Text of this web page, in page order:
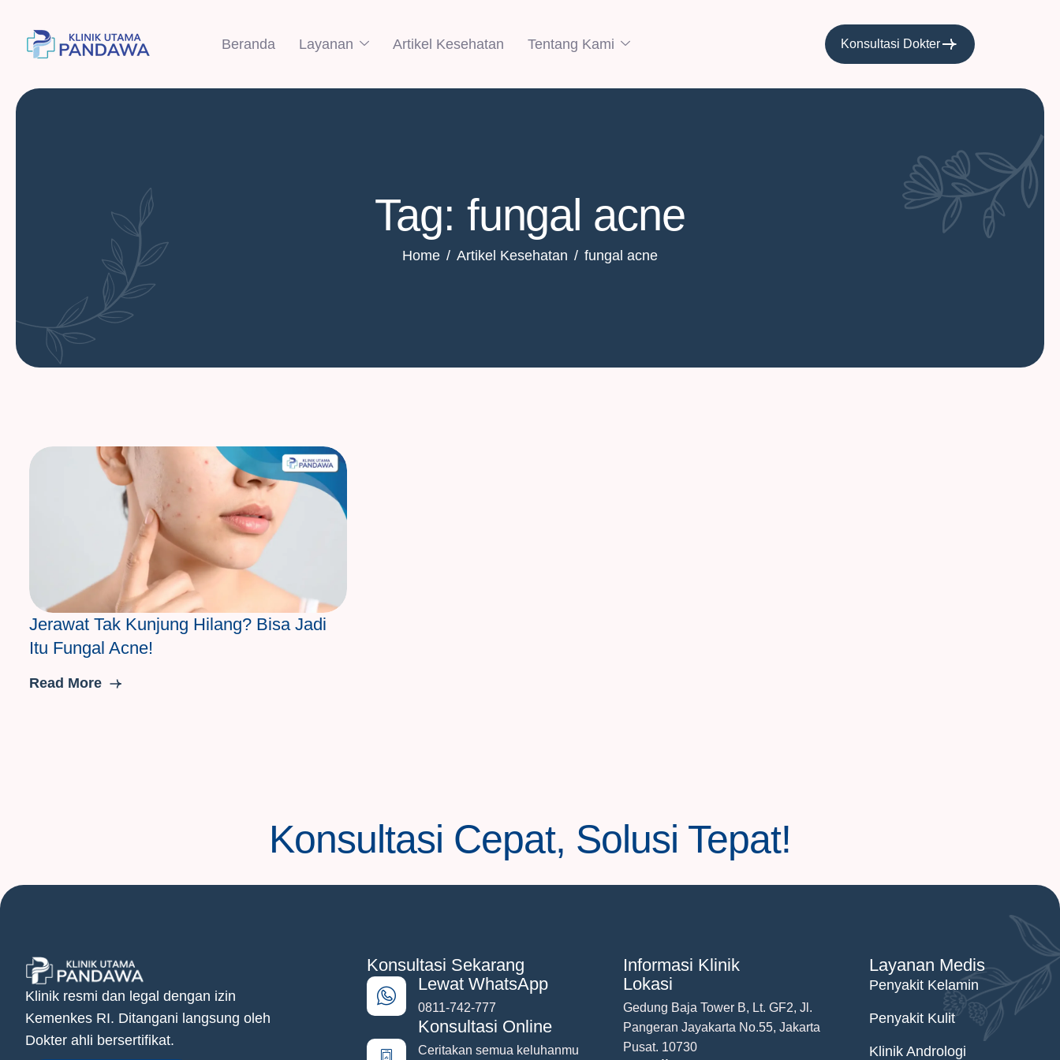
Beranda Layanan Artikel Kesehatan Tentang Kami Konsultasi Dokter
Tag: fungal acne
Home Artikel Kesehatan fungal acne
Jerawat Tak Kunjung Hilang? Bisa Jadi
Itu Fungal Acne!
Read More
Konsultasi Cepat, Solusi Tepat!
Klinik resmi dan legal dengan izin
Kemenkes RI. Ditangani langsung oleh
Dokter ahli bersertifikat.
Konsultasi Sekarang
Lewat WhatsApp
0811-742-777
Konsultasi Online
Ceritakan semua keluhanmu
Informasi Klinik
Lokasi
Gedung Baja Tower B, Lt. GF2, Jl.
Pangeran Jayakarta No.55, Jakarta
Pusat. 10730
Layanan Medis
Penyakit Kelamin
Penyakit Kulit
Klinik Andrologi